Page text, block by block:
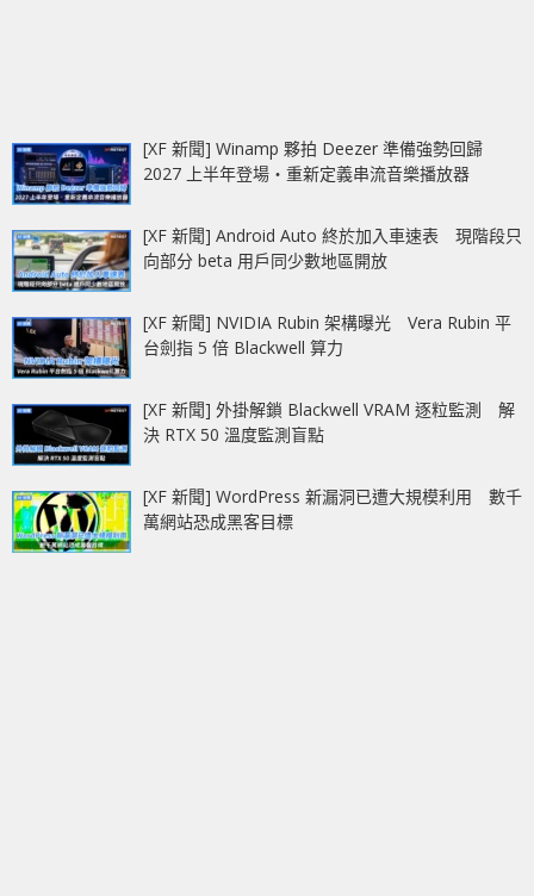
[XF 新聞] Winamp 夥拍 Deezer 準備強勢回歸
2027 上半年登場‧重新定義串流音樂播放器
[XF 新聞] Android Auto 終於加入車速表 現階段只
向部分 beta 用戶同少數地區開放
[XF 新聞] NVIDIA Rubin 架構曝光 Vera Rubin 平
台劍指 5 倍 Blackwell 算力
[XF 新聞] 外掛解鎖 Blackwell VRAM 逐粒監測 解
決 RTX 50 溫度監測盲點
[XF 新聞] WordPress 新漏洞已遭大規模利用 數千
萬網站恐成黑客目標